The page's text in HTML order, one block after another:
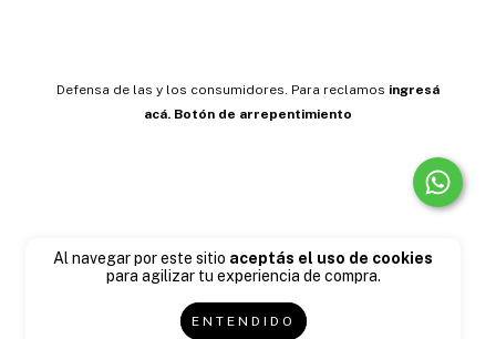
Al navegar por este sitio aceptás el uso de cookies
para agilizar tu experiencia de compra.
ENTENDIDO
Defensa de las y los consumidores. Para reclamos ingresá
acá. Botón de arrepentimiento